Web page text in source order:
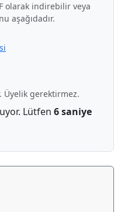
olarak indirebilir veya
aşağıdadır.
Üyelik gerektirmez.
Lütfen 5 saniye